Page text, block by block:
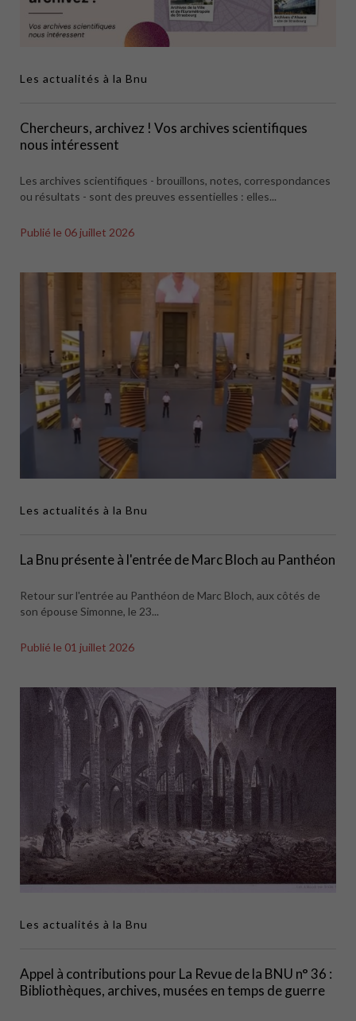
Les actualités à la Bnu
Chercheurs, archivez ! Vos archives scientifiques
nous intéressent
Les archives scientifiques - brouillons, notes, correspondances
ou résultats - sont des preuves essentielles : elles...
Publié le 06 juillet 2026
Les actualités à la Bnu
La Bnu présente à l'entrée de Marc Bloch au Panthéon
Retour sur l'entrée au Panthéon de Marc Bloch, aux côtés de
son épouse Simonne, le 23...
Publié le 01 juillet 2026
Les actualités à la Bnu
Appel à contributions pour La Revue de la BNU n° 36 :
Bibliothèques, archives, musées en temps de guerre